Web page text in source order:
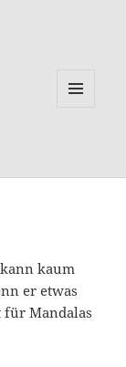
kaum
er etwas
Mandalas